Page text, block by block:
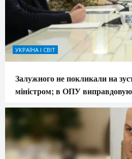
УКРАЇНА І СВІТ
Залужного не покликали на
міністром; в ОПУ